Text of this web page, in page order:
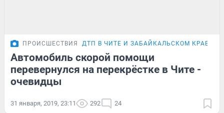
ПРОИСШЕСТВИЯ ДТП В ЧИТЕ И ЗАБАЙКАЛЬСКОМ КРАЕ
Автомобиль скорой помощи
перевернулся на перекрёстке в Чите -
очевидцы
31 января, 2019, 23:11 292 24